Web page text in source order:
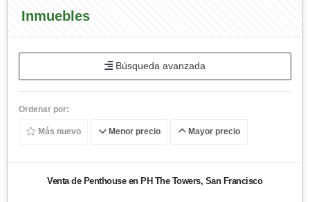
Inmuebles
Búsqueda avanzada
Ordenar por:
Más nuevo Menor precio Mayor precio
Venta de Penthouse en PH The Towers, San Francisco